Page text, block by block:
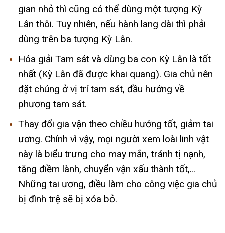
gian nhỏ thì cũng có thể dùng một tượng Kỳ
Lân thôi. Tuy nhiên, nếu hành lang dài thì phải
dùng trên ba tượng Kỳ Lân.
Hóa giải Tam sát và dùng ba con Kỳ Lân là tốt
nhất (Kỳ Lân đã được khai quang). Gia chủ nên
đặt chúng ở vị trí tam sát, đầu hướng về
phương tam sát.
Thay đổi gia vận theo chiều hướng tốt, giảm tai
ương. Chính vì vậy, mọi người xem loài linh vật
này là biểu trưng cho may mắn, tránh tị nạnh,
tăng điềm lành, chuyển vận xấu thành tốt,…
Những tai ương, điều làm cho công việc gia chủ
bị đình trệ sẽ bị xóa bỏ.